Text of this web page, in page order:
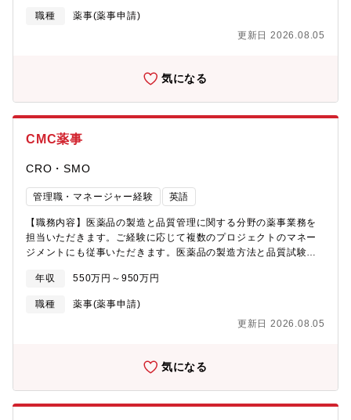
パートを含む全パート◆上記のいずれかに対応できる方であれば
応募可能です【当ポジションの特長】・製薬企業等で培ったご経
験を活かし、落ち着いた環境で業務に専念することが可能です。
挑戦することが可能です。いずれはライティング業務のエキスパ
での対応が可能です。所属長の了承のもと、業務状況により、出
販売後のメディカルライティング部門として、約40名のライター
報告書や再審査申請資料）を作成しています。ベテランから若手
まで、多くのメンバーが在籍しており、チームで協業しながらラ
イティング業務に従事していただきます。男女比はおよそ2対8
と、女性の方が多い職場です。
職種
薬事(薬事申請)
更新日 2026.08.05
気になる
CMC薬事
CRO・SMO
管理職・マネージャー経験 英語
【職務内容】医薬品の製造と品質管理に関する分野の薬事業務を
担当いただきます。ご経験に応じて複数のプロジェクトのマネー
ジメントにも従事いただきます。医薬品の製造方法と品質試験方
例＞・マスターファイル（MF）の作成・登録と、登録後の変更対
応・外国製造業者認定取得・更新と認定期間中の変更対応・GMP
適合性調査のサポート業務・CTD Module 2.3及び承認申請書の作
成・PMDA相談資料の作成及び相談の実施・薬事規制の情報収集
年収 550万円～950万円
職種
薬事(薬事申請)
更新日 2026.08.05
気になる